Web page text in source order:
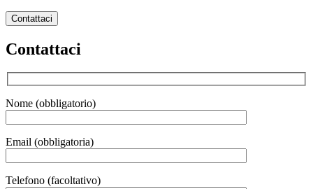
Contattaci
Contattaci
Nome (obbligatorio)
Email (obbligatoria)
Telefono (facoltativo)